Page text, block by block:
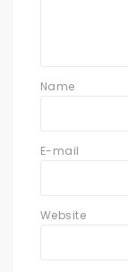
Name
E-mail
Website